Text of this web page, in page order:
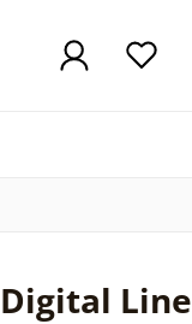
Line